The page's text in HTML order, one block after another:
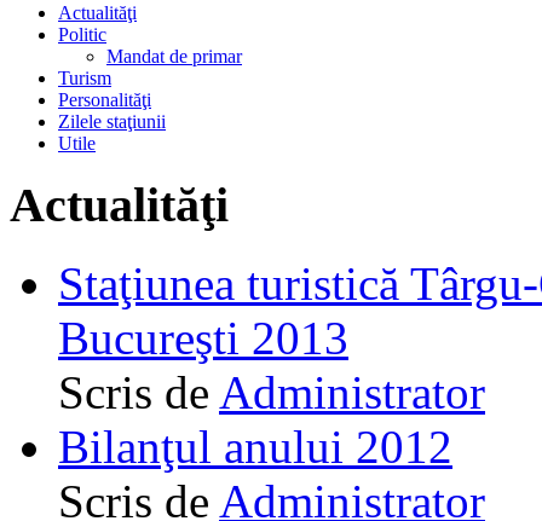
Actualităţi
Politic
Mandat de primar
Turism
Personalităţi
Zilele staţiunii
Utile
Actualităţi
Staţiunea turistică
Bucureşti 2013
Scris de Administrator
Bilanţul anului 2012
Scris de Administrator